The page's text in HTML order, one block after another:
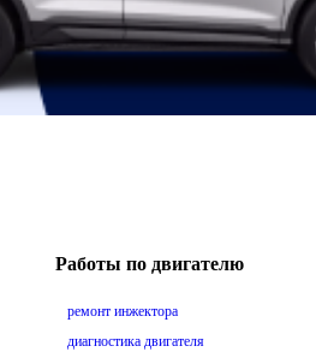
Работы по двигателю
ремонт инжектора
диагностика двигателя